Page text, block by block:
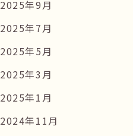
2025年9月
2025年7月
2025年5月
2025年3月
2025年1月
2024年11月